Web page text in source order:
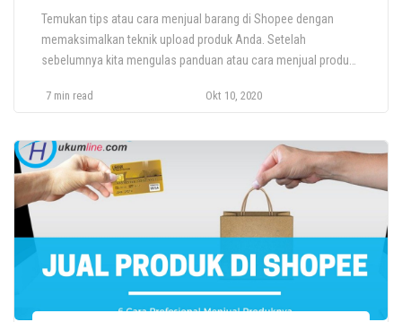
Temukan tips atau cara menjual barang di Shopee dengan
memaksimalkan teknik upload produk Anda. Setelah
sebelumnya kita mengulas panduan atau cara menjual produk
spesifik mengulas mengenai cara upload produk di platform ini
Namun, sebelum kita […]
7 min read Okt 10, 2020